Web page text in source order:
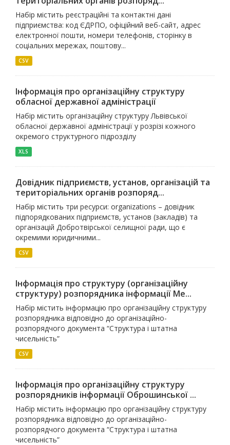
Набір містить реєстраційні та контактні дані
підприємства: код ЄДРПО, офіційний веб-сайт, адрес
електронної пошти, номери телефонів, сторінку в
соціальних мережах, поштову...
CSV
Інформація про організаційну структуру
обласної державної адміністрації
Набір містить організаційну структуру Львівської
обласної державної адміністрації у розрізі кожного
окремого структурного підрозділу
XLS
Довідник підприємств, установ, організацій та
територіальних органів розпоряд...
Набір містить три ресурси: organizations – довідник
підпорядкованих підприємств, установ (закладів) та
організацій Добротвірської селищної ради, що є
окремими юридичними...
CSV
Інформація про структуру (організаційну
структуру) розпорядника інформації Ме...
Набір містить інформацію про організаційну структуру
розпорядника відповідно до організаційно-
розпорядчого документа “Структура і штатна
чисельність”
CSV
Інформація про організаційну структуру
розпорядників інформації Оброшинської ...
Набір містить інформацію про організаційну структуру
розпорядника відповідно до організаційно-
розпорядчого документа “Структура і штатна
чисельність”